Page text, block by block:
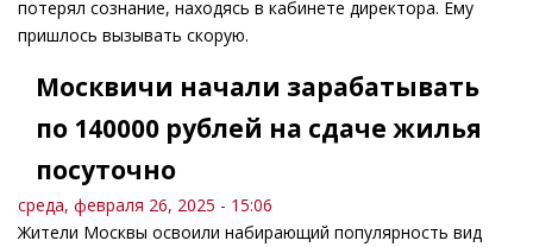
потерял сознание, находясь в кабинете директора. Ему
пришлось вызывать скорую.
Москвичи начали зарабатывать
по 140000 рублей на сдаче жилья
посуточно
среда, февраля 26, 2025 - 15:06
Жители Москвы освоили набирающий популярность вид